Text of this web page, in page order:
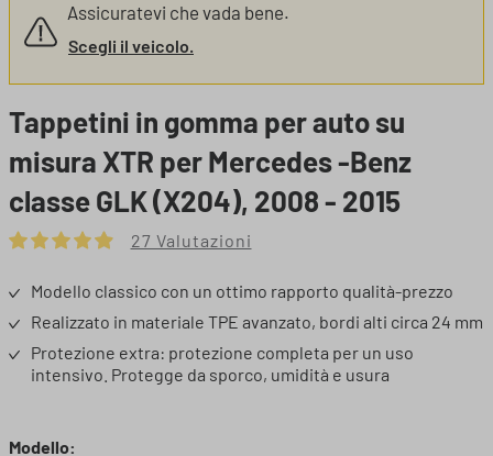
Assicuratevi che vada bene.
Scegli il veicolo.
Tappetini in gomma per auto su
misura XTR per Mercedes -Benz
classe GLK (X204), 2008 - 2015
Modello classico con un ottimo rapporto qualità-prezzo
Realizzato in materiale TPE avanzato, bordi alti circa 24 mm
Protezione extra: protezione completa per un uso
intensivo. Protegge da sporco, umidità e usura
Seleziona
Modello:
27 Valutazioni